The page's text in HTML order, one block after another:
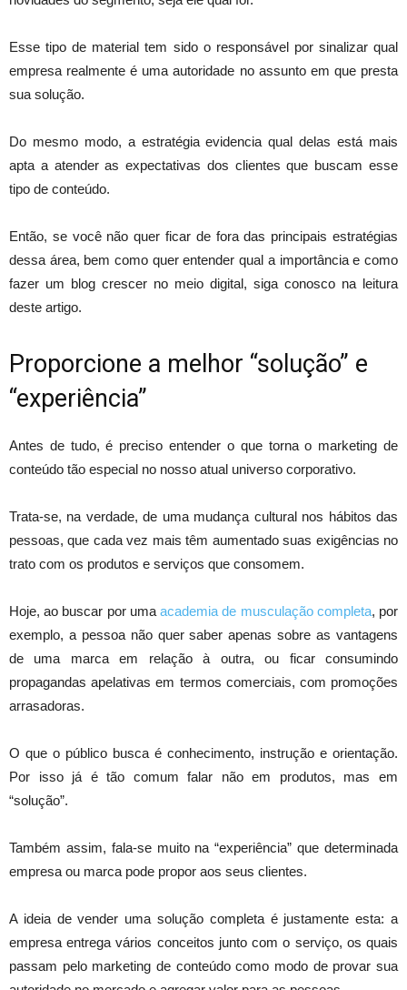
Esse tipo de material tem sido o responsável por sinalizar qual
empresa realmente é uma autoridade no assunto em que presta
sua solução.
Do mesmo modo, a estratégia evidencia qual delas está mais
apta a atender as expectativas dos clientes que buscam esse
tipo de conteúdo.
Então, se você não quer ficar de fora das principais estratégias
dessa área, bem como quer entender qual a importância e como
fazer um blog crescer no meio digital, siga conosco na leitura
deste artigo.
Proporcione a melhor “solução” e
“experiência”
Antes de tudo, é preciso entender o que torna o marketing de
conteúdo tão especial no nosso atual universo corporativo.
Trata-se, na verdade, de uma mudança cultural nos hábitos das
pessoas, que cada vez mais têm aumentado suas exigências no
trato com os produtos e serviços que consomem.
Hoje, ao buscar por umaacademia de musculação completa, por
exemplo, a pessoa não quer saber apenas sobre as vantagens
de uma marca em relação à outra, ou ficar consumindo
propagandas apelativas em termos comerciais, com promoções
arrasadoras.
O que o público busca é conhecimento, instrução e orientação.
Por isso já é tão comum falar não em produtos, mas em
“solução”.
Também assim, fala-se muito na “experiência” que determinada
empresa ou marca pode propor aos seus clientes.
A ideia de vender uma solução completa é justamente esta: a
empresa entrega vários conceitos junto com o serviço, os quais
passam pelo marketing de conteúdo como modo de provar sua